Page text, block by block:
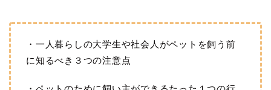
・一人暮らしの大学生や社会人がペットを飼う前
に知るべき３つの注意点